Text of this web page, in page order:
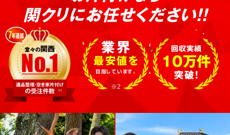
関クリにお任せください!!
業界
最安値を
目指しています。
※2
回収実績
10万件
突破!